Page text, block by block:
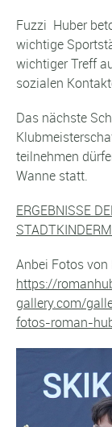
Fuzzi Huber
wichtige
wichtiger Treff
sozialen
Das nächste
teilnehmen
Wanne statt.
ERGEBNISSE
Anbei Fotos von
https://
gallery.com/
fotos-roman-